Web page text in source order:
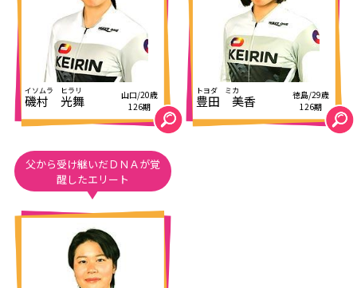
磯村 光舞
山口/20歳
126期
豊田 美香
徳島/29歳
126期
父から受け継いだＤＮＡが覚
醒したエリート